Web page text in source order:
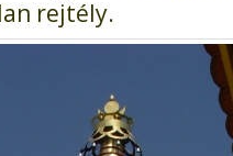
rejtély.